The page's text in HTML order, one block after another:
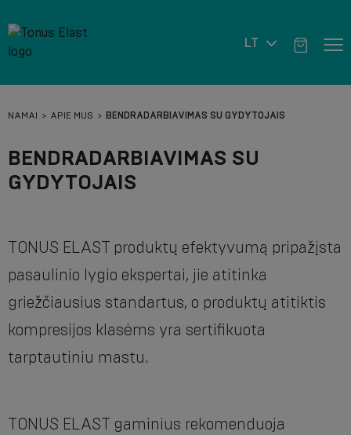
LT
NAMAI APIE MUS BENDRADARBIAVIMAS SU GYDYTOJAIS
BENDRADARBIAVIMAS SU
GYDYTOJAIS
TONUS ELAST produktų efektyvumą pripažįsta
pasaulinio lygio ekspertai, jie atitinka
griežčiausius standartus, o produktų atitiktis
kompresijos klasėms yra sertifikuota
tarptautiniu mastu.
TONUS ELAST gaminius rekomenduoja